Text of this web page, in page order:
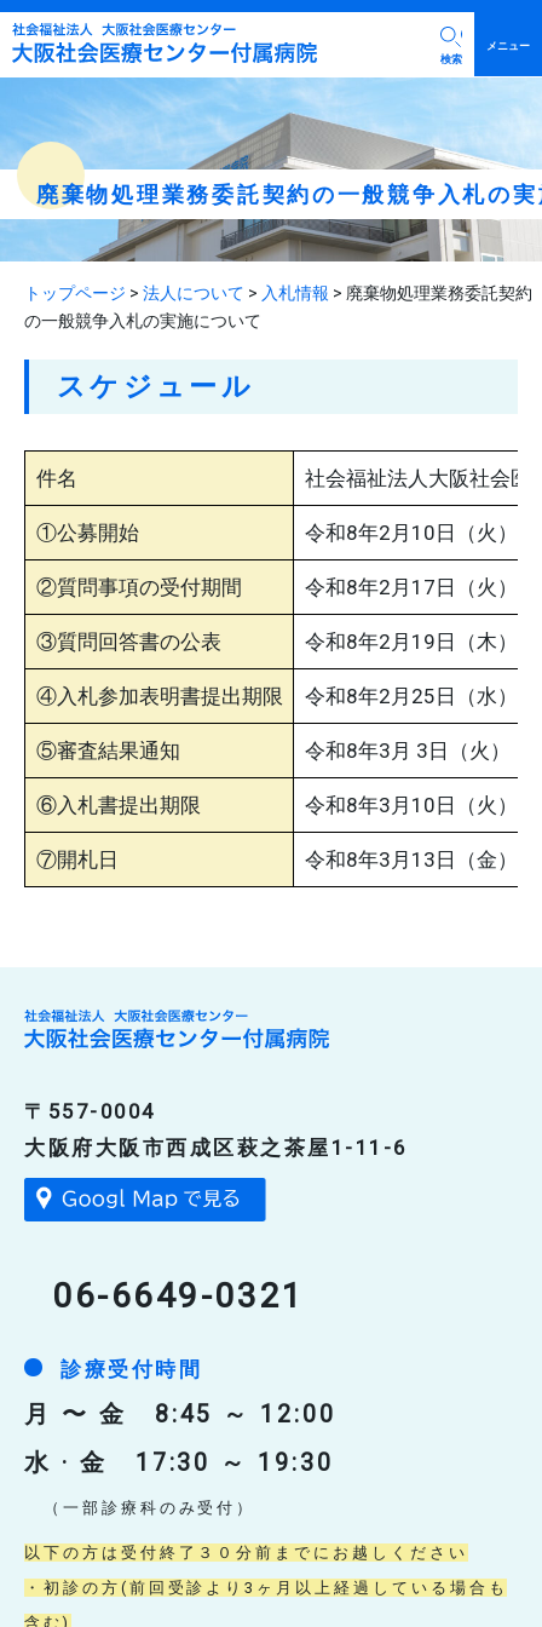
検索
メニュー
院長挨拶
病院概要・施設案内
臨床研究に関する情報公開
公表基準に基づく医療事故等の公表
沿革・初代院長について
診療科部門
内科
外科
精神科
看護部門
看護部
訪問看護ステーション
医療技術部門
内視鏡センター
臨床検査室
放射線室
リハビリテーション室
社会医学的調査研究
社会医学的調査研究室
その他
医療安全対策室
診療時間・救急・時間外診療について
初診・再診・保険証等について
入院の流れ
健康診断・がん検診・予防接種
廃棄物処理業務委託契約の一般競争入札の
トップページ > 法人について > 入札情報 > 廃棄物処理業務委託契約
の一般競争入札の実施について
スケジュール
件名 社会福祉法人大阪社会医
①公募開始 令和8年2月10日（火）
②質問事項の受付期間 令和8年2月17日（火）
③質問回答書の公表 令和8年2月19日（木）
④入札参加表明書提出期限 令和8年2月25日（水）
⑤審査結果通知 令和8年3月 3日（火）
⑥入札書提出期限 令和8年3月10日（火）
⑦開札日 令和8年3月13日（金）
〒557-0004
大阪府大阪市西成区萩之茶屋1-11-6
06-6649-0321
診療受付時間
月 〜 金 8:45 ～ 12:00
水 · 金 17:30 ～ 19:30
（一部診療科のみ受付）
以下の方は受付終了３０分前までにお越しください
・初診の方(前回受診より3ヶ月以上経過している場合も
含む)